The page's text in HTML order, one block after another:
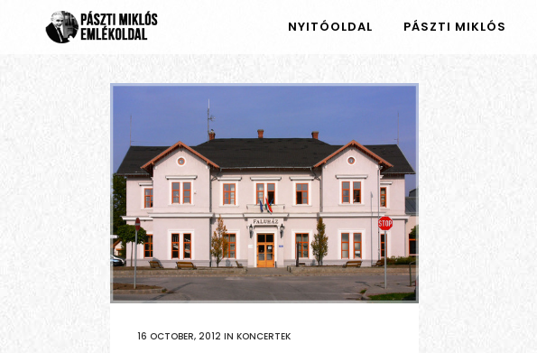
NYITÓOLDAL PÁSZTI MIKLÓS
16 OCTOBER, 2012 IN KONCERTEK